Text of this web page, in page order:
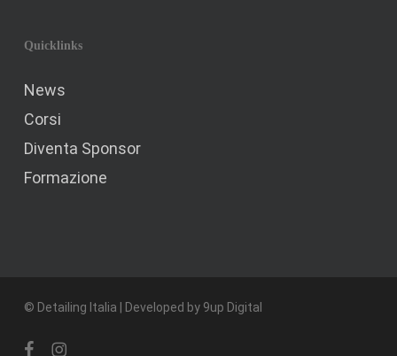
Quicklinks
News
Corsi
Diventa Sponsor
Formazione
© Detailing Italia | Developed by 9up Digital
facebookinstagram